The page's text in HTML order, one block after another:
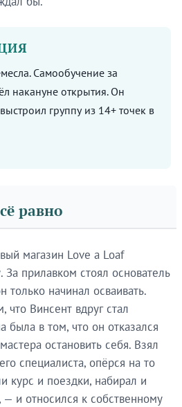
Самообучение за
накануне открытия. Он
группу из 14+ точек в
равно
магазин Love a Loaf
За прилавком стоял основатель
только начинал осваивать.
что Винсент вдруг стал
была в том, что он отказался
остановить себя. Взял
специалиста, опёрся на то
курс и поездки, набирал и
и относился к собственному
курсе раньше
рынкам.
Позже